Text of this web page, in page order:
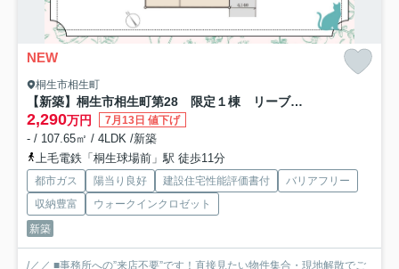
NEW
桐生市相生町
【新築】桐生市相生町第28 限定１棟 リーブルガーデン 新築建売
2,290万円 7月13日 値下げ
- / 107.65㎡ / 4LDK /新築
上毛電鉄「桐生球場前」駅 徒歩11分
都市ガス 陽当り良好 建設住宅性能評価書付
バリアフリー
収納豊富
ウォークインクロゼット
新築
/／／ ■事務所への”来店不要”です！直接見たい物件集合・現地解散でご